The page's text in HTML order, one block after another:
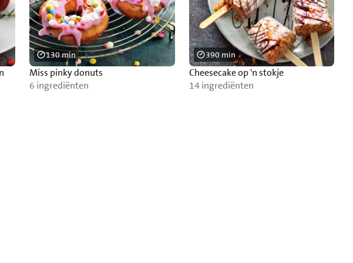
Miss pinky donuts
6 ingrediënten
130 min
Cheesecake op 'n stokje
14 ingrediënten
390 min